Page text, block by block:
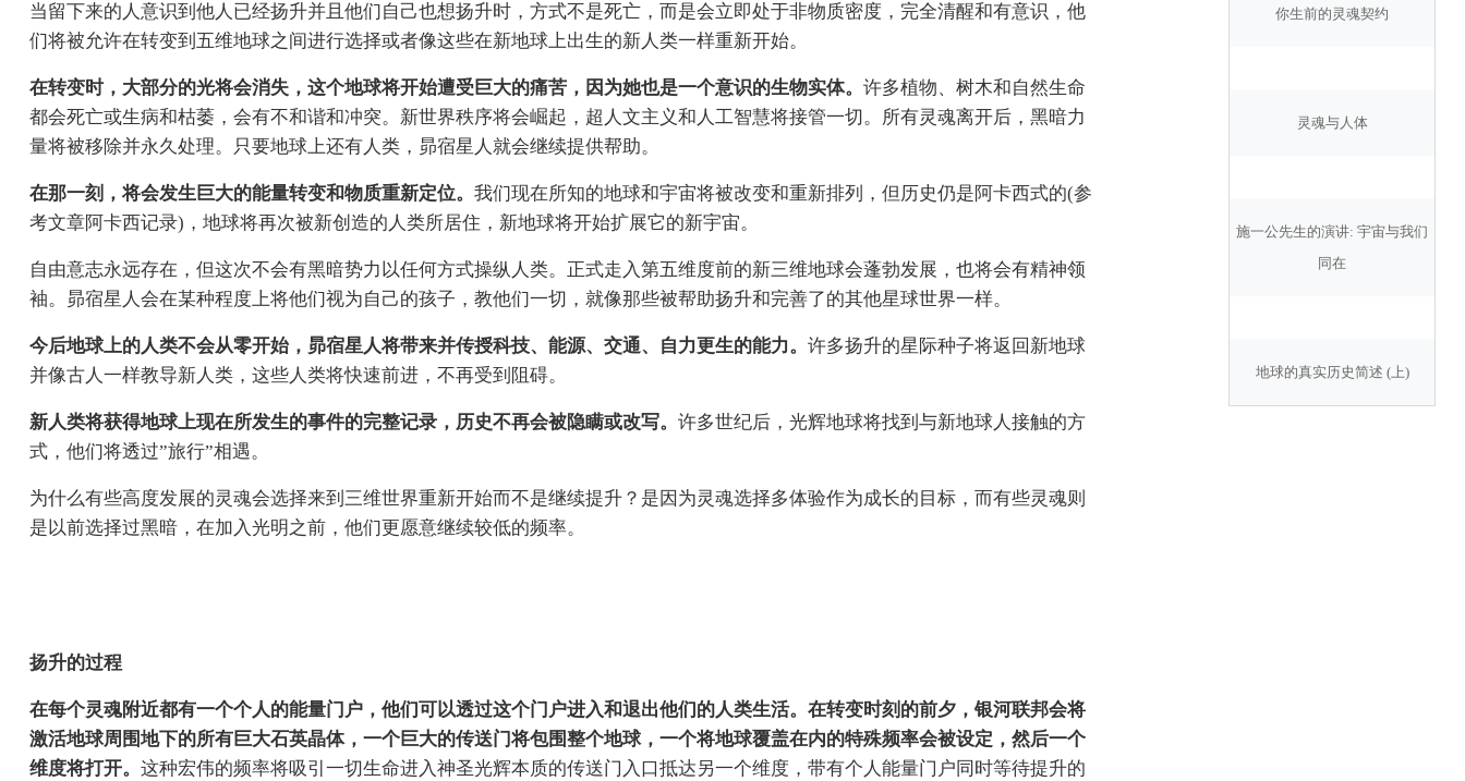
当留下来的人意识到他人已经扬升并且他们自己也想扬升时，方式不是死亡，而是会立即处于非物质密度，完全清醒和有意识，他
们将被允许在转变到五维地球之间进行选择或者像这些在新地球上出生的新人类一样重新开始。
在转变时，大部分的光将会消失，这个地球将开始遭受巨大的痛苦，因为她也是一个意识的生物实体。 许多植物、树木和自然生命
都会死亡或生病和枯萎，会有不和谐和冲突。新世界秩序将会崛起，超人文主义和人工智慧将接管一切。所有灵魂离开后，黑暗力
量将被移除并永久处理。只要地球上还有人类，昴宿星人就会继续提供帮助。
在那一刻，将会发生巨大的能量转变和物质重新定位。 我们现在所知的地球和宇宙将被改变和重新排列，但历史仍是阿卡西式的(参
考文章阿卡西记录)，地球将再次被新创造的人类所居住，新地球将开始扩展它的新宇宙。
自由意志永远存在，但这次不会有黑暗势力以任何方式操纵人类。正式走入第五维度前的新三维地球会蓬勃发展，也将会有精神领
袖。昴宿星人会在某种程度上将他们视为自己的孩子，教他们一切，就像那些被帮助扬升和完善了的其他星球世界一样。
今后地球上的人类不会从零开始，昴宿星人将带来并传授科技、能源、交通、自力更生的能力。 许多扬升的星际种子将返回新地球
并像古人一样教导新人类，这些人类将快速前进，不再受到阻碍。
新人类将获得地球上现在所发生的事件的完整记录，历史不再会被隐瞒或改写。 许多世纪后，光辉地球将找到与新地球人接触的方
式，他们将透过”旅行”相遇。
为什么有些高度发展的灵魂会选择来到三维世界重新开始而不是继续提升？是因为灵魂选择多体验作为成长的目标，而有些灵魂则
是以前选择过黑暗，在加入光明之前，他们更愿意继续较低的频率。
扬升的过程
在每个灵魂附近都有一个个人的能量门户，他们可以透过这个门户进入和退出他们的人类生活。在转变时刻的前夕，银河联邦会将
激活地球周围地下的所有巨大石英晶体，一个巨大的传送门将包围整个地球，一个将地球覆盖在内的特殊频率会被设定，然后一个
维度将打开。 这种宏伟的频率将吸引一切生命进入神圣光辉本质的传送门入口抵达另一个维度，带有个人能量门户同时等待提升的
你生前的灵魂契约
灵魂与人体
施一公先生的演讲: 宇宙与我们
同在
地球的真实历史简述 (上)